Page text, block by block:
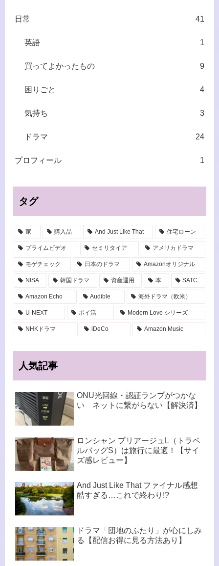
日常 41
英語 1
買ってよかったもの 9
困りごと 4
気持ち 3
ドラマ 24
プロフィール 1
タグ
家 購入品 And Just Like That 住宅ローン
プライムビデオ セミリタイア アメリカドラマ
モゲチェック 日本のドラマ Amazonオリジナル
NISA 韓国ドラマ 資産運用 本 SATC
Amazon Echo Audible 海外ドラマ（欧米）
U-NEXT ポイ活 Modern Love シリーズ
NHKドラマ iDeCo Amazon Music
人気記事
ONU光回線・認証ランプがつかな
い ネットに繋がらない【解決済】
ロンシャン プリアージュL（トラベ
ルバッグS）は旅行に最適！【サイ
ズ感レビュー】
And Just Like That ファイナル感想
酷すぎる…これで終わり!?
ドラマ「団地のふたり」が心にしみ
る【配信お得に見る方法あり】